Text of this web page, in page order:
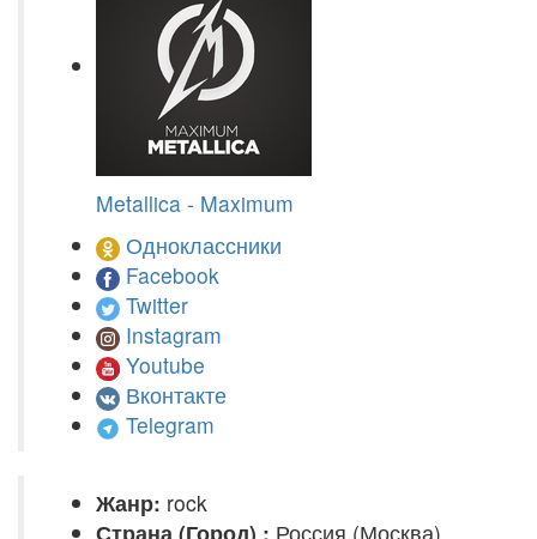
Metallica - Maximum
Одноклассники
Facebook
Twitter
Instagram
Youtube
Вконтакте
Telegram
Жанр: rock
Страна (Город) : Россия (Москва)